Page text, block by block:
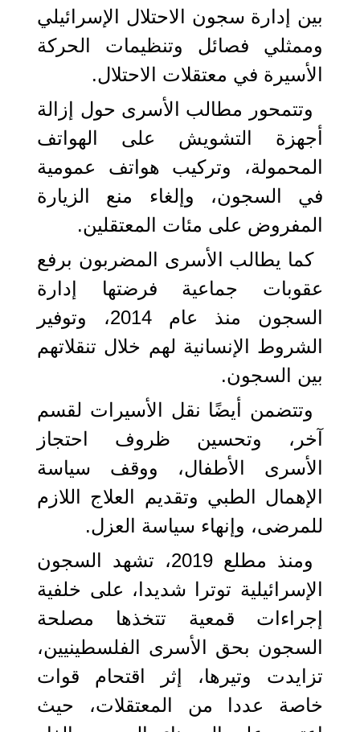
بين إدارة سجون الاحتلال الإسرائيلي
وممثلي فصائل وتنظيمات الحركة
الأسيرة في معتقلات الاحتلال.
وتتمحور مطالب الأسرى حول إزالة
أجهزة التشويش على الهواتف
المحمولة، وتركيب هواتف عمومية
في السجون، وإلغاء منع الزيارة
المفروض على مئات المعتقلين.
كما يطالب الأسرى المضربون برفع
عقوبات جماعية فرضتها إدارة
السجون منذ عام 2014، وتوفير
الشروط الإنسانية لهم خلال تنقلاتهم
بين السجون.
وتتضمن أيضًا نقل الأسيرات لقسم
آخر، وتحسين ظروف احتجاز
الأسرى الأطفال، ووقف سياسة
الإهمال الطبي وتقديم العلاج اللازم
للمرضى، وإنهاء سياسة العزل.
ومنذ مطلع 2019، تشهد السجون
الإسرائيلية توترا شديدا، على خلفية
إجراءات قمعية تتخذها مصلحة
السجون بحق الأسرى الفلسطينيين،
تزايدت وتيرها، إثر اقتحام قوات
خاصة عددا من المعتقلات، حيث